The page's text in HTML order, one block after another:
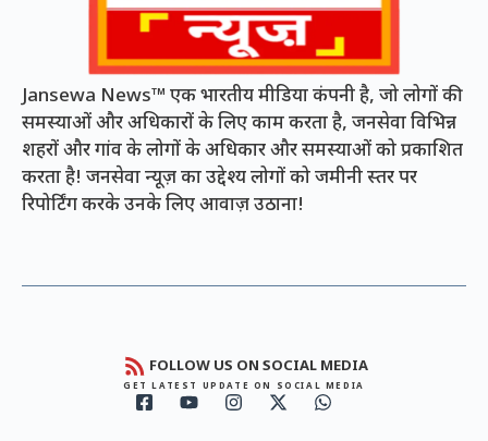
Jansewa News™ एक भारतीय मीडिया कंपनी है, जो लोगों की
समस्याओं और अधिकारों के लिए काम करता है, जनसेवा विभिन्न
शहरों और गांव के लोगों के अधिकार और समस्याओं को प्रकाशित
करता है! जनसेवा न्यूज़ का उद्देश्य लोगों को जमीनी स्तर पर
रिपोर्टिंग करके उनके लिए आवाज़ उठाना!
FOLLOW US ON SOCIAL MEDIA
GET LATEST UPDATE ON SOCIAL MEDIA